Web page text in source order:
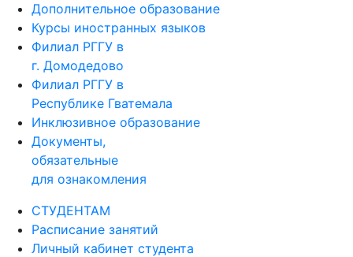
Дополнительное образование
Курсы иностранных языков
Филиал РГГУ в
г. Домодедово
Филиал РГГУ в
Республике Гватемала
Инклюзивное образование
Документы,
обязательные
для ознакомления
СТУДЕНТАМ
Расписание занятий
Личный кабинет студента